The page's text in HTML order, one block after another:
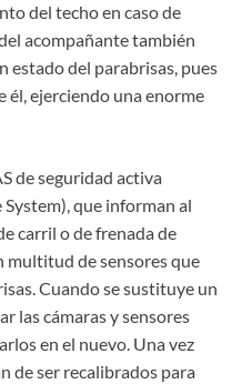
del techo en caso de
acompañante también
estado del parabrisas, pues
él, ejerciendo una enorme
de seguridad activa
que informan al
carril o de frenada de
multitud de sensores que
Cuando se sustituye un
las cámaras y sensores
en el nuevo. Una vez
de ser recalibrados para